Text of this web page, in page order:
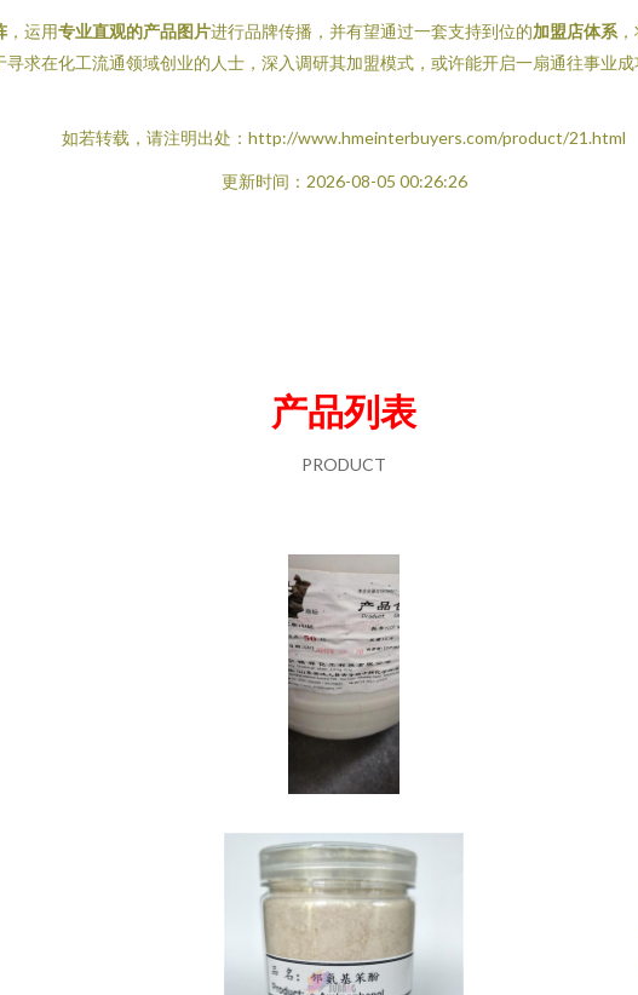
，运用专业直观的产品图片进行品牌传播，并有望通过一套支持到位的加盟店体系
求在化工流通领域创业的人士，深入调研其加盟模式，或许能开启一扇通往事业
如若转载，请注明出处：http://www.hmeinterbuyers.com/product/21.html
更新时间：2026-08-05 00:26:26
产品列表
PRODUCT